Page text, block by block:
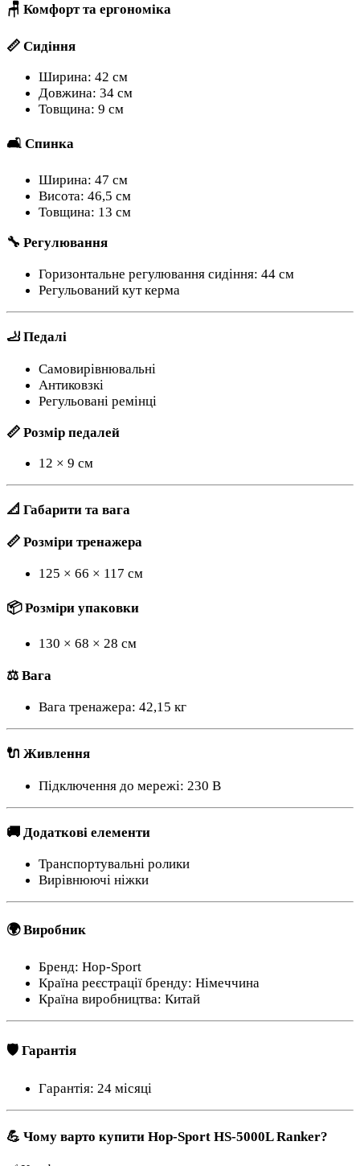
🪑 Комфорт та ергономіка
📏 Сидіння
Ширина: 42 см
Довжина: 34 см
Товщина: 9 см
🛋 Спинка
Ширина: 47 см
Висота: 46,5 см
Товщина: 13 см
🔧 Регулювання
Горизонтальне регулювання сидіння: 44 см
Регульований кут керма
🦶 Педалі
Самовирівнювальні
Антиковзкі
Регульовані ремінці
📏 Розмір педалей
12 × 9 см
📐 Габарити та вага
📏 Розміри тренажера
125 × 66 × 117 см
📦 Розміри упаковки
130 × 68 × 28 см
⚖️ Вага
Вага тренажера: 42,15 кг
🔌 Живлення
Підключення до мережі: 230 В
🚚 Додаткові елементи
Транспортувальні ролики
Вирівнюючі ніжки
🌍 Виробник
Бренд: Hop-Sport
Країна реєстрації бренду: Німеччина
Країна виробництва: Китай
🛡 Гарантія
Гарантія: 24 місяці
💪 Чому варто купити Hop-Sport HS-5000L Ranker?